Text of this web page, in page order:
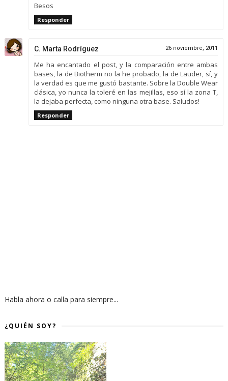
Besos
Responder
C. Marta Rodríguez 26 noviembre, 2011
Me ha encantado el post, y la comparación entre ambas
bases, la de Biotherm no la he probado, la de Lauder, sí, y
la verdad es que me gustó bastante. Sobre la Double Wear
clásica, yo nunca la toleré en las mejillas, eso sí la zona T,
la dejaba perfecta, como ninguna otra base. Saludos!
Responder
Habla ahora o calla para siempre...
¿QUIÉN SOY?